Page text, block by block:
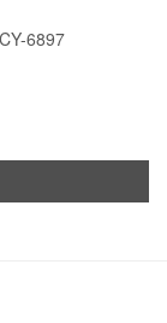
6897